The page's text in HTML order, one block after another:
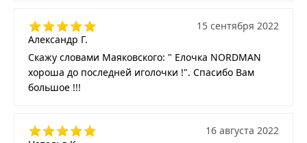
Александр Г.
15 сентября 2022
Скажу словами Маяковского: " Елочка NORDMAN
хороша до последней иголочки !". Спасибо Вам
большое !!!
16 августа 2022